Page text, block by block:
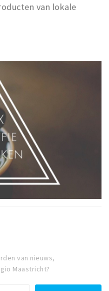
van lokale
van nieuws,
Maastricht?